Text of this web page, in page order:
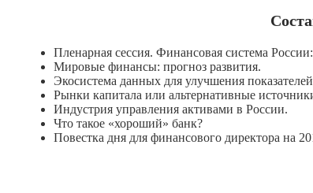
Пленарная сессия. Финансовая система
Мировые финансы: прогноз развития.
Экосистема данных для улучшения
Рынки капитала или альтернативные
Индустрия управления активами в России.
Что такое «хороший» банк?
Повестка дня для финансового директора на